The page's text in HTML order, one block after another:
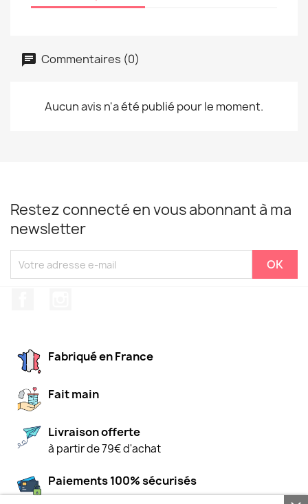
Commentaires (0)
Aucun avis n'a été publié pour le moment.
Restez connecté en vous abonnant à ma
newsletter
Fabriqué en France
Fait main
Livraison offerte
à partir de 79€ d'achat
Paiements 100% sécurisés